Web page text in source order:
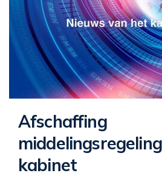
Afschaffing
kabinet